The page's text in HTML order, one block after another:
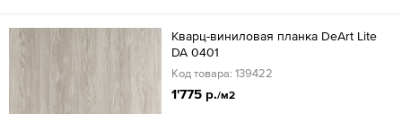
Кварц-виниловая планка DeArt Lite
DA 0401
Код товара: 139422
1'775 р./м2